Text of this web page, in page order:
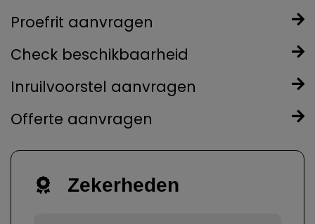
Proefrit aanvragen
Check beschikbaarheid
Inruilvoorstel aanvragen
Offerte aanvragen
Zekerheden